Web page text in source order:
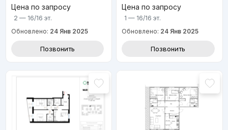
Цена по запросу
2 — 16/16 эт.
Обновлено: 24 Янв 2025
Позвонить
Цена по запросу
1 — 16/16 эт.
Обновлено: 24 Янв 2025
Позвонить